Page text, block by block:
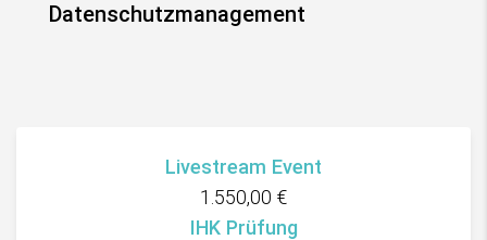
Datenschutzmanagement
Livestream Event
1.550,00 €
IHK Prüfung